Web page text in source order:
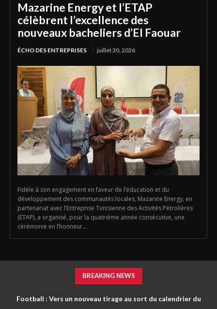
Mazarine Energy et l’ETAP
célèbrent l’excellence des
nouveaux bacheliers d’El Faouar
ÉCHO DES ENTREPRISES juillet 30, 2026
Fidèle à son engagement en faveur de l’éducation et du
développement des communautés locales, Mazarine Energy, en
partenariat avec l’Entreprise Tunisienne des Activités Pétrolières
(ETAP), a organisé, pour la quatrième année consécutive, une
cérémonie en l’honneur...
BREAKING NEWS
Football : Vers un nouveau tirage au sort du calendrier du